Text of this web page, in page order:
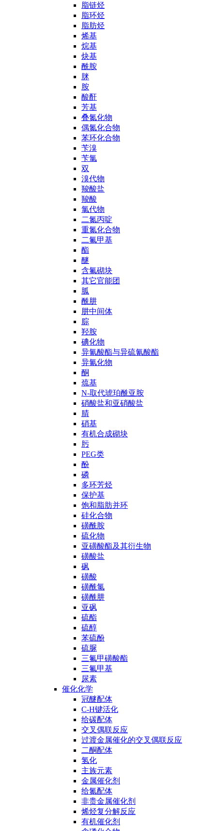
脂链烃
脂环烃
脂肪烃
烯基
烷基
炔基
酰胺
脒
胺
酸酐
芳基
叠氮化物
偶氮化合物
苯环化合物
苄溴
苄氯
双
溴代物
羧酸盐
羧酸
氯代物
二氮丙啶
重氮化合物
二氟甲基
酯
醚
含氟砌块
其它官能团
胍
酰肼
肼中间体
腙
羟胺
碘化物
异氰酸酯与异硫氰酸酯
异氰化物
酮
巯基
N-取代琥珀酰亚胺
硝酸盐和亚硝酸盐
腈
硝基
有机合成砌块
肟
PEG类
酚
磷
多环芳烃
保护基
饱和脂肪并环
硅化合物
磺酰胺
硫化物
亚磺酸酯及其衍生物
磺酸盐
砜
磺酸
磺酰氯
磺酰肼
亚砜
硫酯
硫醇
苯硫酚
硫脲
三氟甲磺酸酯
三氟甲基
尿素
催化化学
冠醚配体
C-H键活化
给碳配体
交叉偶联反应
过渡金属催化的交叉偶联反应
二酮配体
氢化
主族元素
金属催化剂
给氮配体
非贵金属催化剂
烯烃复分解反应
有机催化剂